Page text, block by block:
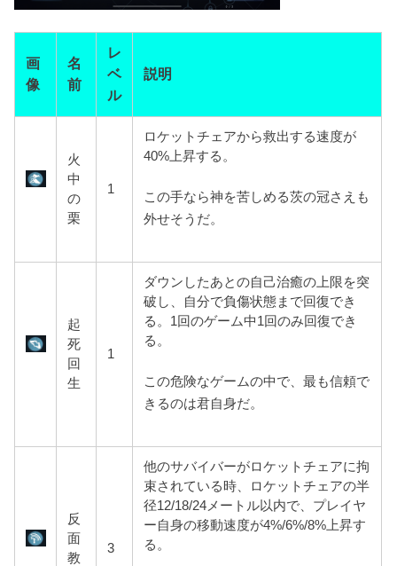
画
像
名
前
レ
ベ
ル
説明
火
中
の
栗
1
ロケットチェアから救出する速度が
40%上昇する。
この手なら神を苦しめる茨の冠さえも
外せそうだ。
起
死
回
生
1
ダウンしたあとの自己治癒の上限を突
破し、自分で負傷状態まで回復でき
る。1回のゲーム中1回のみ回復でき
る。
この危険なゲームの中で、最も信頼で
きるのは君自身だ。
反
面
教
3
他のサバイバーがロケットチェアに拘
束されている時、ロケットチェアの半
径12/18/24メートル以内で、プレイヤ
ー自身の移動速度が4%/6%/8%上昇す
る。